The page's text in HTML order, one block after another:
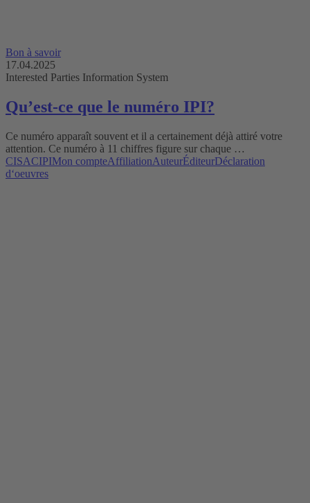
Bon à savoir
17.04.2025
Interested Parties Information System
Qu’est-ce que le numéro IPI?
Ce numéro apparaît souvent et il a certainement déjà attiré votre
attention. Ce numéro à 11 chiffres figure sur chaque …
CISACIPIMon compteAffiliationAuteurÉditeurDéclaration
d‘oeuvres